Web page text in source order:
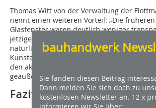
Thomas Witt von der Verwaltung der
nennt einen weiteren Vorteil: „Die
Glasfenster waren deutlich weniger
jetzigen Elemente. Deshalb können wir nun
natürliches Tageslicht nutzen, und das ist
Kunstausstellungen sehr gut. Einige
den aktuellen Lichtverhältnissen bereits
geäußert.“
Fazit
bauhandwerk
Sie fanden diesen Beitrag
Dann melden Sie sich doch zu
kostenlosen Newsletter an. 12 x
informieren wir Sie über: